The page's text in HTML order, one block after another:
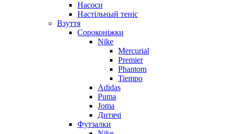
Насоси
Настільный теніс
Взуття
Сороконіжки
Nike
Mercurial
Premier
Phantom
Tiempo
Adidas
Puma
Joma
Дитячі
Футзалки